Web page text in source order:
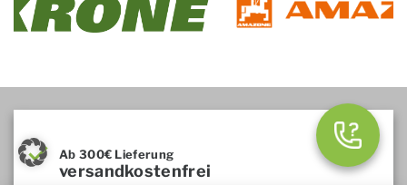
Ab 300€ Lieferung
versandkostenfrei